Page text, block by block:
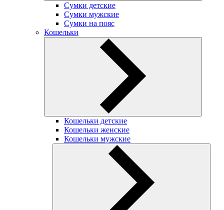
Сумки детские
Сумки мужские
Сумки на пояс
Кошельки
Кошельки детские
Кошельки женские
Кошельки мужские